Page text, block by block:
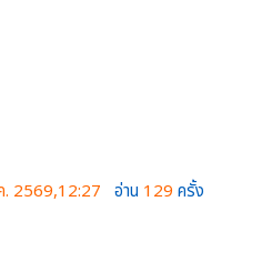
. 2569,12:27 อ่าน 129 ครั้ง